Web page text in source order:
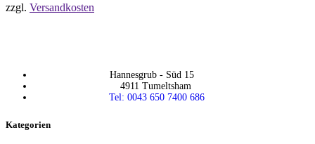
zzgl. Versandkosten
Hannesgrub - Süd 15
4911 Tumeltsham
Tel: 0043 650 7400 686
Kategorien